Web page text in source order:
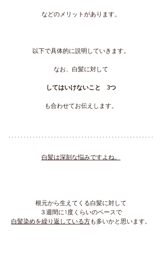
などのメリットがあります。
以下で具体的に説明していきます。
なお、白髪に対して
してはいけないこと　3つ
も合わせてお伝えします。
白髪は深刻な悩みですよね。
根元から生えてくる白髪に対して
３週間に1度くらいのペースで
白髪染めを繰り返している方も多いかと思います。